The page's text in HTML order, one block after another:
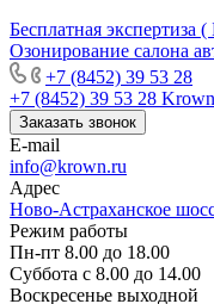
Бесплатная экспертиза (
Озонирование салона
+7 (8452) 39 53 28
+7 (8452) 39 53 28
Заказать звонок
E-mail
info@krown.ru
Адрес
Ново-Астраханское
Режим работы
Пн-пт 8.00 до 18.00
Суббота с 8.00 до 14.00
Воскресенье выходной